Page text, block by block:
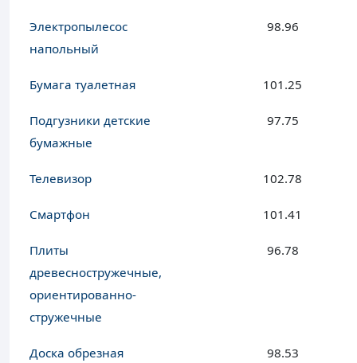
Электропылесос
напольный
98.96
Бумага туалетная 101.25
Подгузники детские
бумажные
97.75
Телевизор 102.78
Смартфон 101.41
Плиты
древесностружечные,
ориентированно-
стружечные
96.78
Доска обрезная 98.53